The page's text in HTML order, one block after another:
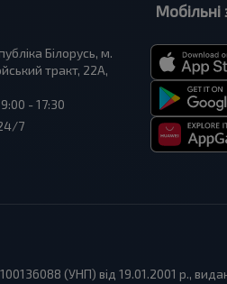
Білорусь, м.
тракт, 22А,
- 17:30
7
(УНП) від 19.01.2001 р.,